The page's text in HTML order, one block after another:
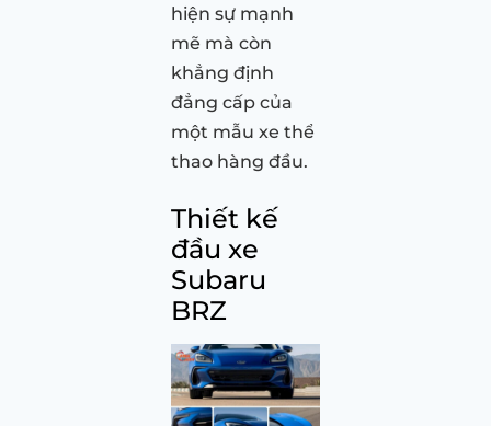
hiện sự mạnh
mẽ mà còn
khẳng định
đẳng cấp của
một mẫu xe thể
thao hàng đầu.
Thiết kế
đầu xe
Subaru
BRZ